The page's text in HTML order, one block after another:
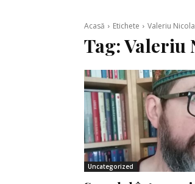
Acasă Etichete Valeriu
Tag:Valeriu
Uncategorized